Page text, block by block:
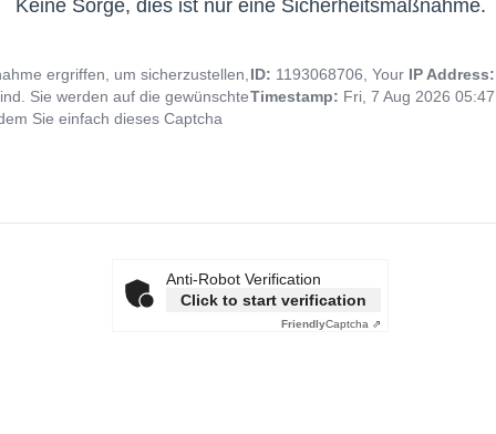
Keine Sorge, dies ist nur eine Sicherheitsmaßnahme.
ergriffen, um sicherzustellen,
Sie werden auf die gewünschte
Sie einfach dieses Captcha
ID: 1193068706, Your IP
Timestamp: Fri, 7 Aug 2026
Anti-Robot Verification
Click to start verification
FriendlyCaptcha ⇗